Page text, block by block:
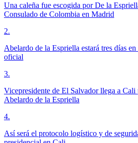
Una caleña fue escogida por De la
Consulado de Colombia en Madrid
2.
Abelardo de la Espriella estará tres días en
oficial
3.
Vicepresidente de El Salvador llega a Cali
Abelardo de la Espriella
4.
Así será el protocolo logístico y de